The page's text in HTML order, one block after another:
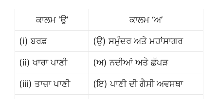
ਕਾਲਮ ‘ਉ’ ਕਾਲਮ ‘ਅ’
(i) ਬਰਫ਼ (ਉ) ਸਮੁੰਦਰ ਅਤੇ ਮਹਾਂਸਾਗਰ
(ii) ਖਾਰਾ ਪਾਣੀ (ਅ) ਨਦੀਆਂ ਅਤੇ ਛੱਪੜ
(iii) ਤਾਜ਼ਾ ਪਾਣੀ (ਇ) ਪਾਣੀ ਦੀ ਗੈਸੀ ਅਵਸਥਾ